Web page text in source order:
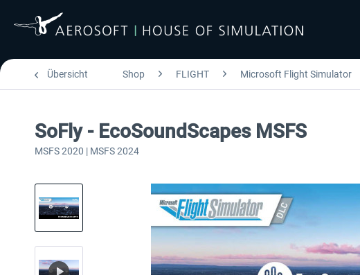
Übersicht Shop FLIGHT Microsoft Flight Simulator
SoFly - EcoSoundScapes MSFS
MSFS 2020 | MSFS 2024